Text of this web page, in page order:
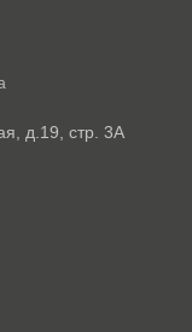
д.19, стр. 3А